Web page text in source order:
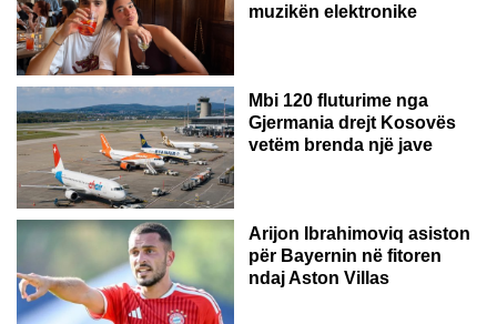
muzikën elektronike
GJERMANI
Mbi 120 fluturime nga
Gjermania drejt Kosovës
vetëm brenda një jave
Arijon Ibrahimoviq asiston
për Bayernin në fitoren
ndaj Aston Villas
ZVICËR